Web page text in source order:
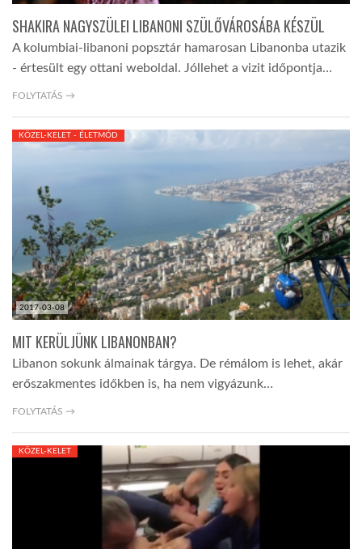
SHAKIRA NAGYSZÜLEI LIBANONI SZÜLŐVÁROSÁBA KÉSZÜL
A kolumbiai-libanoni popsztár hamarosan Libanonba utazik
- értesült egy ottani weboldal. Jóllehet a vizit időpontja…
FOLYTATÁS →
2017-03-08
KÖZEL-KELET - ÉLETMÓD
MIT KERÜLJÜNK LIBANONBAN?
Libanon sokunk álmainak tárgya. De rémálom is lehet, akár
erőszakmentes időkben is, ha nem vigyázunk…
FOLYTATÁS →
KÖZEL-KELET